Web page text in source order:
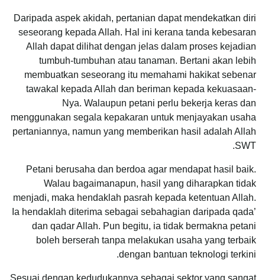
Daripada aspek akidah, pertanian dapat mendekatkan diri
seseorang kepada Allah. Hal ini kerana tanda kebesaran
Allah dapat dilihat dengan jelas dalam proses kejadian
tumbuh-tumbuhan atau tanaman. Bertani akan lebih
membuatkan seseorang itu memahami hakikat sebenar
tawakal kepada Allah dan beriman kepada kekuasaan-
Nya. Walaupun petani perlu bekerja keras dan
menggunakan segala kepakaran untuk menjayakan usaha
pertaniannya, namun yang memberikan hasil adalah Allah
SWT.
Petani berusaha dan berdoa agar mendapat hasil baik.
Walau bagaimanapun, hasil yang diharapkan tidak
menjadi, maka hendaklah pasrah kepada ketentuan Allah.
Ia hendaklah diterima sebagai sebahagian daripada qada’
dan qadar Allah. Pun begitu, ia tidak bermakna petani
boleh berserah tanpa melakukan usaha yang terbaik
dengan bantuan teknologi terkini.
Sesuai dengan kedudukannya sebagai sektor yang sangat